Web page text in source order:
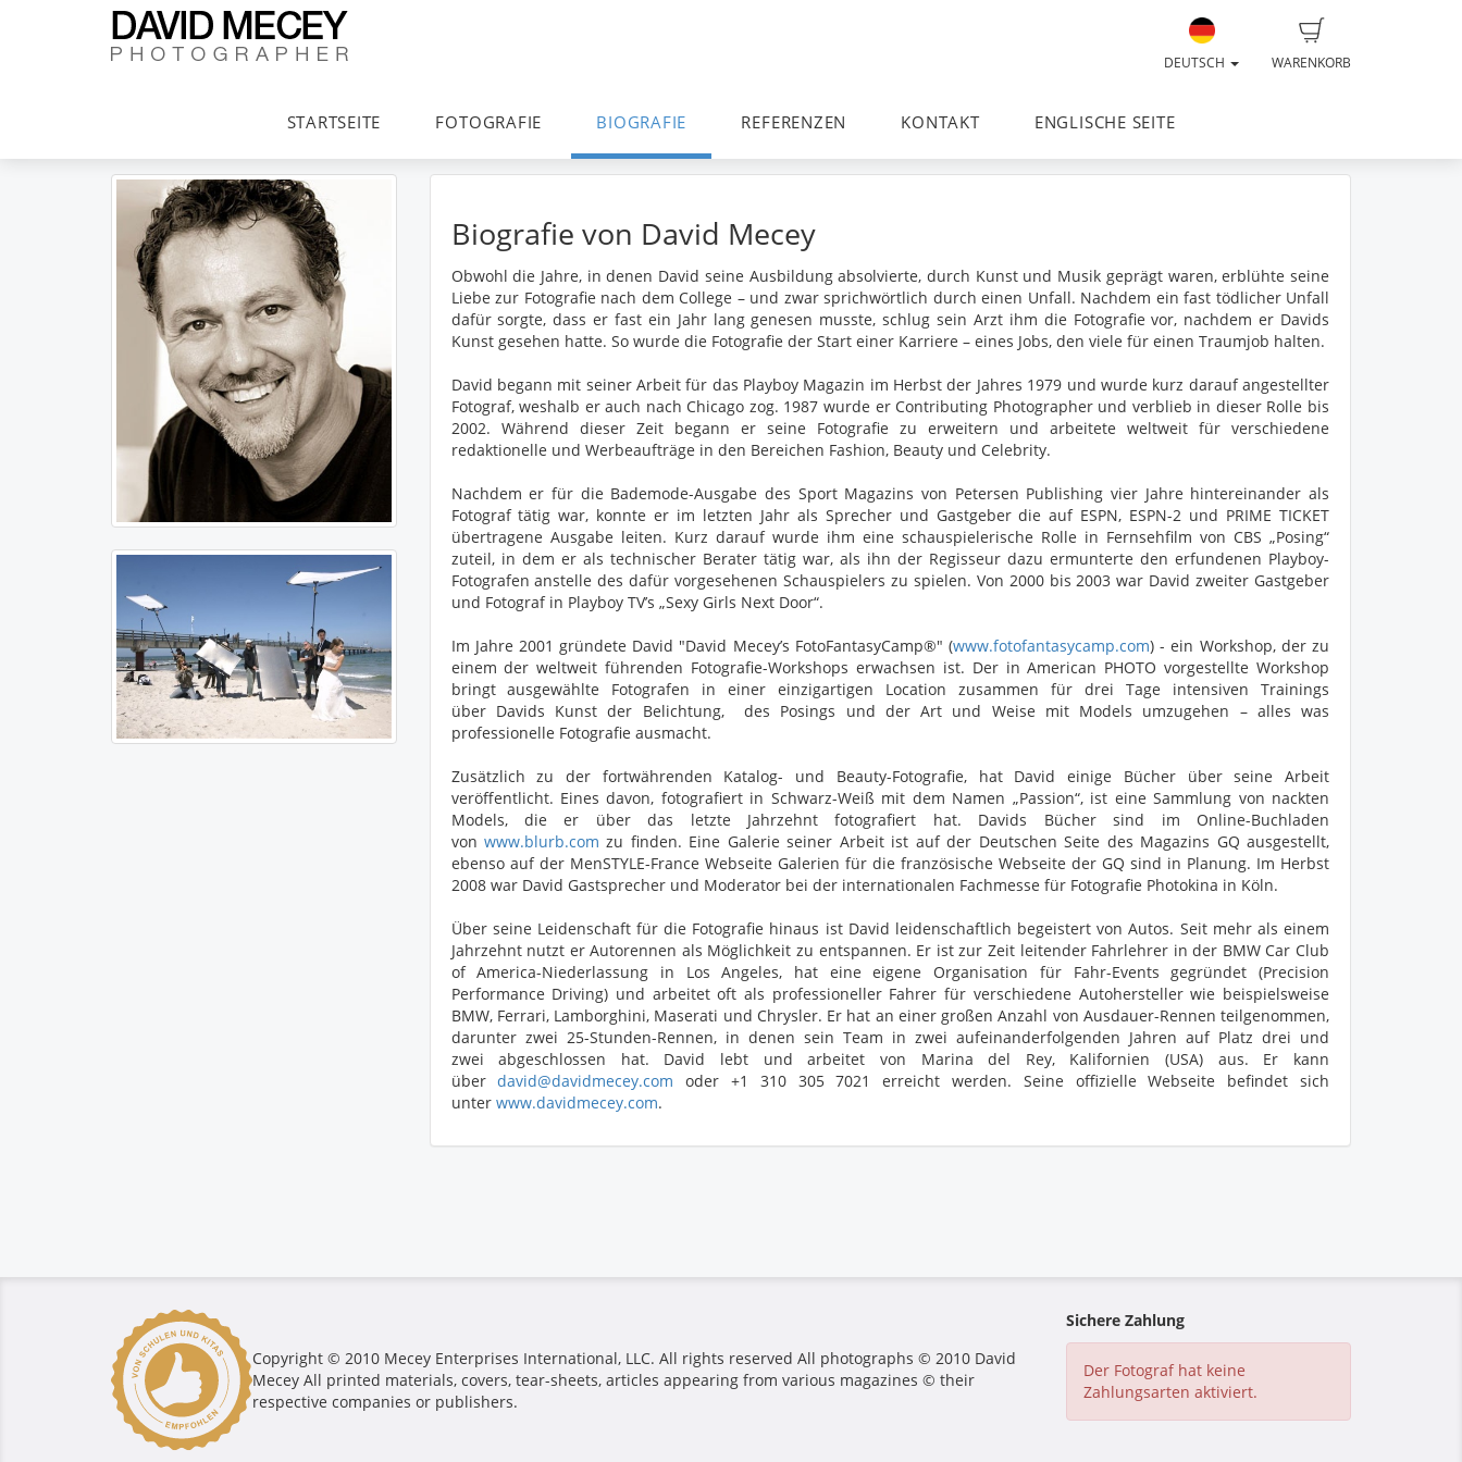
WARENKORB
DEUTSCH
STARTSEITE FOTOGRAFIE BIOGRAFIE REFERENZEN KONTAKT ENGLISCHE SEITE
Biografie von David Mecey
Obwohl die Jahre, in denen David seine Ausbildung absolvierte, durch Kunst und Musik geprägt waren, erblühte seine
Liebe zur Fotografie nach dem College – und zwar sprichwörtlich durch einen Unfall. Nachdem ein fast tödlicher Unfall
dafür sorgte, dass er fast ein Jahr lang genesen musste, schlug sein Arzt ihm die Fotografie vor, nachdem er Davids
Kunst gesehen hatte. So wurde die Fotografie der Start einer Karriere – eines Jobs, den viele für einen Traumjob halten.
David begann mit seiner Arbeit für das Playboy Magazin im Herbst der Jahres 1979 und wurde kurz darauf angestellter
Fotograf, weshalb er auch nach Chicago zog. 1987 wurde er Contributing Photographer und verblieb in dieser Rolle bis
2002. Während dieser Zeit begann er seine Fotografie zu erweitern und arbeitete weltweit für verschiedene
redaktionelle und Werbeaufträge in den Bereichen Fashion, Beauty und Celebrity.
Nachdem er für die Bademode-Ausgabe des Sport Magazins von Petersen Publishing vier Jahre hintereinander als
Fotograf tätig war, konnte er im letzten Jahr als Sprecher und Gastgeber die auf ESPN, ESPN-2 und PRIME TICKET
übertragene Ausgabe leiten. Kurz darauf wurde ihm eine schauspielerische Rolle in Fernsehfilm von CBS „Posing“
zuteil, in dem er als technischer Berater tätig war, als ihn der Regisseur dazu ermunterte den erfundenen Playboy-
Fotografen anstelle des dafür vorgesehenen Schauspielers zu spielen. Von 2000 bis 2003 war David zweiter Gastgeber
und Fotograf in Playboy TV’s „Sexy Girls Next Door“.
Im Jahre 2001 gründete David "David Mecey’s FotoFantasyCamp®" (www.fotofantasycamp.com) - ein Workshop, der zu
einem der weltweit führenden Fotografie-Workshops erwachsen ist. Der in American PHOTO vorgestellte Workshop
bringt ausgewählte Fotografen in einer einzigartigen Location zusammen für drei Tage intensiven Trainings
über Davids Kunst der Belichtung, des Posings und der Art und Weise mit Models umzugehen – alles was
professionelle Fotografie ausmacht.
Zusätzlich zu der fortwährenden Katalog- und Beauty-Fotografie, hat David einige Bücher über seine Arbeit
veröffentlicht. Eines davon, fotografiert in Schwarz-Weiß mit dem Namen „Passion“, ist eine Sammlung von nackten
Models, die er über das letzte Jahrzehnt fotografiert hat. Davids Bücher sind im Online-Buchladen
von www.blurb.com zu finden. Eine Galerie seiner Arbeit ist auf der Deutschen Seite des Magazins GQ ausgestellt,
ebenso auf der MenSTYLE-France Webseite Galerien für die französische Webseite der GQ sind in Planung. Im Herbst
2008 war David Gastsprecher und Moderator bei der internationalen Fachmesse für Fotografie Photokina in Köln.
Über seine Leidenschaft für die Fotografie hinaus ist David leidenschaftlich begeistert von Autos. Seit mehr als einem
Jahrzehnt nutzt er Autorennen als Möglichkeit zu entspannen. Er ist zur Zeit leitender Fahrlehrer in der BMW Car Club
of America-Niederlassung in Los Angeles, hat eine eigene Organisation für Fahr-Events gegründet (Precision
Performance Driving) und arbeitet oft als professioneller Fahrer für verschiedene Autohersteller wie beispielsweise
BMW, Ferrari, Lamborghini, Maserati und Chrysler. Er hat an einer großen Anzahl von Ausdauer-Rennen teilgenommen,
darunter zwei 25-Stunden-Rennen, in denen sein Team in zwei aufeinanderfolgenden Jahren auf Platz drei und
zwei abgeschlossen hat. David lebt und arbeitet von Marina del Rey, Kalifornien (USA) aus. Er kann
überdavid@davidmecey.com oder +1 310 305 7021 erreicht werden. Seine offizielle Webseite befindet sich
unter www.davidmecey.com.
Copyright © 2010 Mecey Enterprises International, LLC. All rights reserved All photographs © 2010 David
Mecey All printed materials, covers, tear-sheets, articles appearing from various magazines © their
respective companies or publishers.
Sichere Zahlung
Der Fotograf hat keine
Zahlungsarten aktiviert.